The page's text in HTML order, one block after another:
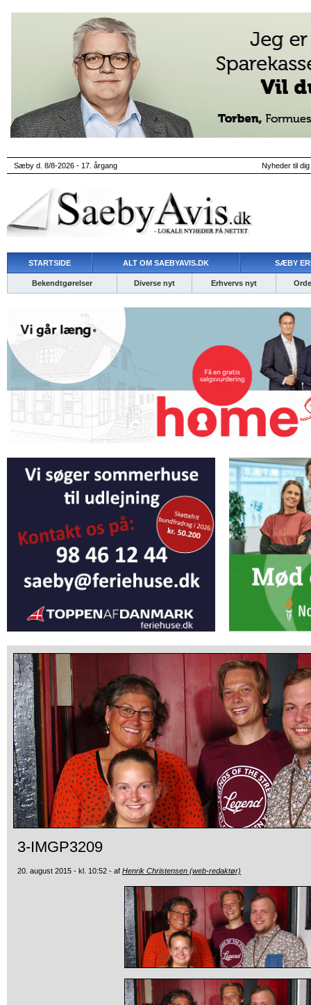
Sæby d. 8/8-2026 - 17. årgang Nyheder til
STARTSIDE ALT OM SAEBYAVIS.DK SÆBY
Bekendtgørelser Diverse nyt Erhvervs nyt
3-IMGP3209
20. august 2015 - kl. 10:52 - af Henrik Christensen (web-redaktør)